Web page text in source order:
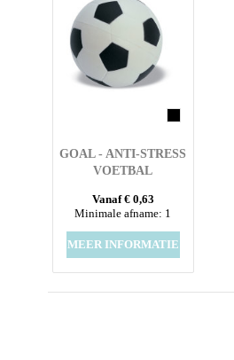
GOAL - ANTI-STRESS
VOETBAL
Vanaf € 0,63
Minimale afname: 1
MEER INFORMATIE